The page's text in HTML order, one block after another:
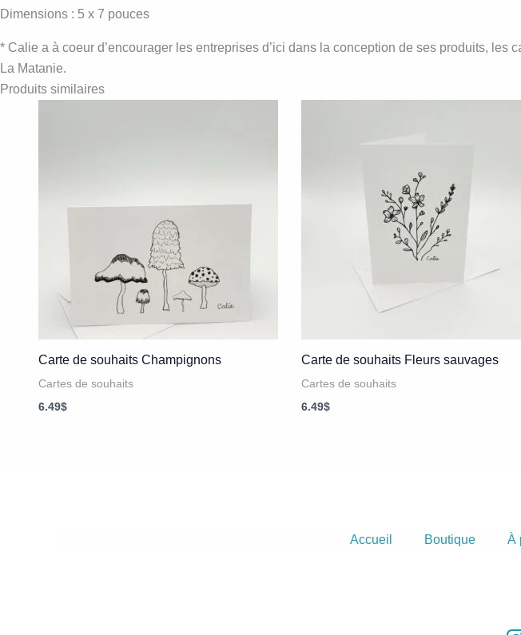
Dimensions : 5 x 7 pouces
* Calie a à coeur d’encourager les entreprises d’ici dans la conception de ses produits,
La Matanie.
Produits similaires
Carte de souhaits Champignons
Cartes de souhaits
6.49$
Carte de souhaits Fleurs sauvages
Cartes de souhaits
6.49$
Accueil Boutique À